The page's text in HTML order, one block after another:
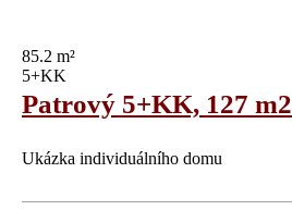
85.2 m²
5+KK
Patrový 5+KK, 127 m2
Ukázka individuálního domu